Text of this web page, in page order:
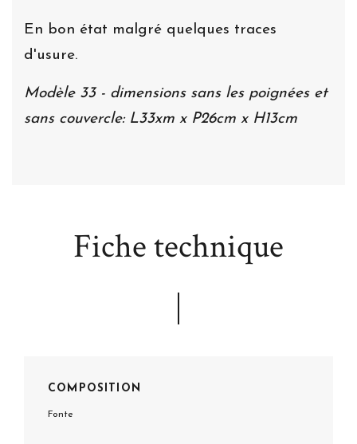
En bon état malgré quelques traces
d'usure.
Modèle 33 - dimensions sans les poignées et
sans couvercle: L33xm x P26cm x H13cm
Fiche technique
COMPOSITION
Fonte